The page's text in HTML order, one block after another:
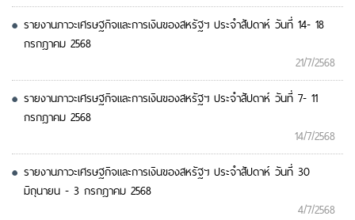
รายงานภาวะเศรษฐกิจและการเงินของสหรัฐฯ ประจำสัปดาห์ วันที่ 14- 18
กรกฎาคม 2568
21/7/2568
รายงานภาวะเศรษฐกิจและการเงินของสหรัฐฯ ประจำสัปดาห์ วันที่ 7- 11
กรกฎาคม 2568
14/7/2568
รายงานภาวะเศรษฐกิจและการเงินของสหรัฐฯ ประจำสัปดาห์ วันที่ 30
มิถุนายน - 3 กรกฎาคม 2568
4/7/2568